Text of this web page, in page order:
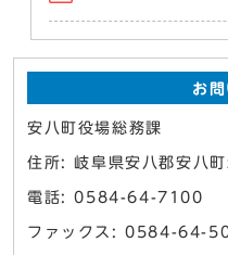
お
安八町役場総務課
住所: 岐阜県安八郡安八
電話: 0584-64-7100
ファックス: 0584-64-